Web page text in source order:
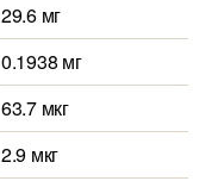
29.6 мг
0.1938 мг
63.7 мкг
2.9 мкг